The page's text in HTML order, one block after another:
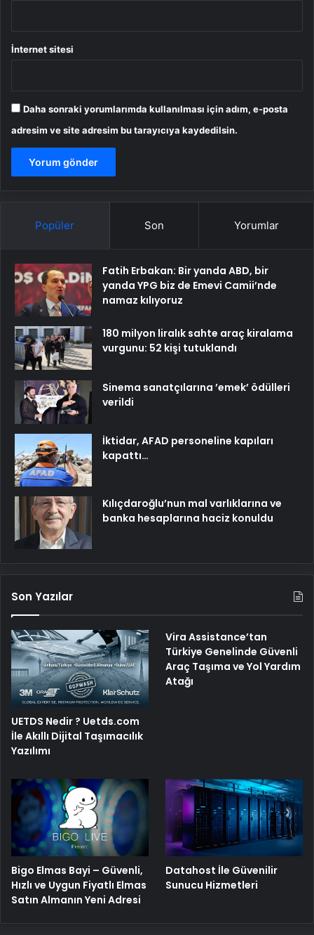
İnternet sitesi
Daha sonraki yorumlarımda kullanılması için adım, e-posta
adresim ve site adresim bu tarayıcıya kaydedilsin.
Popüler Son Yorumlar
Fatih Erbakan: Bir yanda ABD, bir
yanda YPG biz de Emevi Camii’nde
namaz kılıyoruz
180 milyon liralık sahte araç kiralama
vurgunu: 52 kişi tutuklandı
Sinema sanatçılarına ’emek’ ödülleri
verildi
İktidar, AFAD personeline kapıları
kapattı…
Kılıçdaroğlu’nun mal varlıklarına ve
banka hesaplarına haciz konuldu
Son Yazılar
UETDS Nedir ? Uetds.com
İle Akıllı Dijital Taşımacılık
Yazılımı
Vira Assistance’tan
Türkiye Genelinde Güvenli
Araç Taşıma ve Yol Yardım
Atağı
Bigo Elmas Bayi – Güvenli,
Hızlı ve Uygun Fiyatlı Elmas
Satın Almanın Yeni Adresi
Datahost İle Güvenilir
Sunucu Hizmetleri